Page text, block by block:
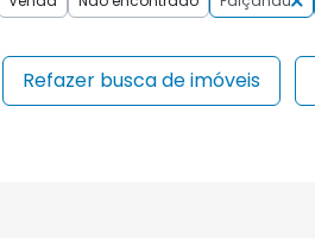
Refazer busca de imóveis